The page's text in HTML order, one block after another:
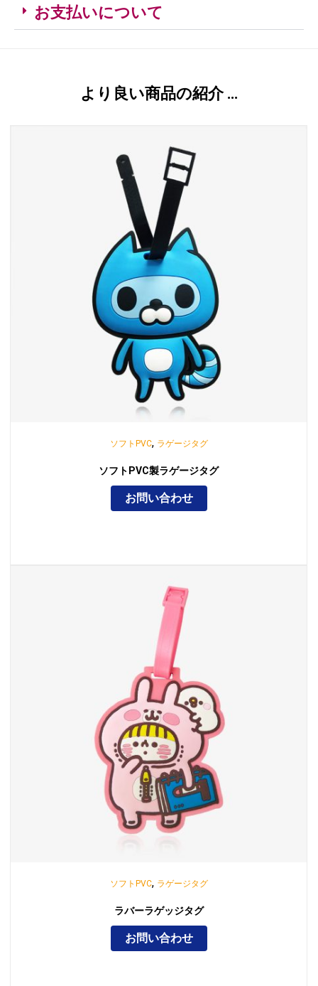
お支払いについて
より良い商品の紹介 …
ソフトPVC, ラゲージタグ
ソフトPVC製ラゲージタグ
お問い合わせ
ソフトPVC, ラゲージタグ
ラバーラゲッジタグ
お問い合わせ